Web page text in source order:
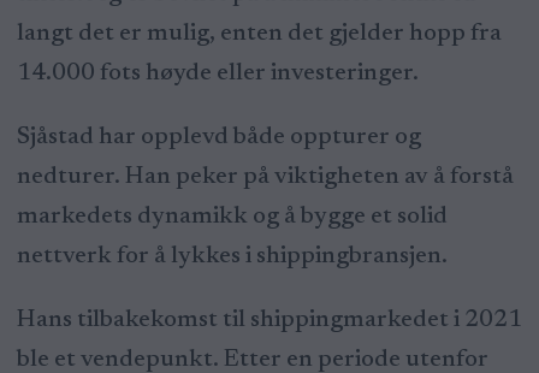
langt det er mulig, enten det gjelder hopp fra
14.000 fots høyde eller investeringer.
Sjåstad har opplevd både oppturer og
nedturer. Han peker på viktigheten av å forstå
markedets dynamikk og å bygge et solid
nettverk for å lykkes i shippingbransjen.
Hans tilbakekomst til shippingmarkedet i 2021
ble et vendepunkt. Etter en periode utenfor